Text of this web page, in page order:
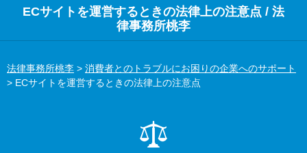
ECサイトを運営するときの法律上の注意点 / 法
律事務所桃李
法律事務所桃李 > 消費者とのトラブルにお困りの企業へのサポート
> ECサイトを運営するときの法律上の注意点